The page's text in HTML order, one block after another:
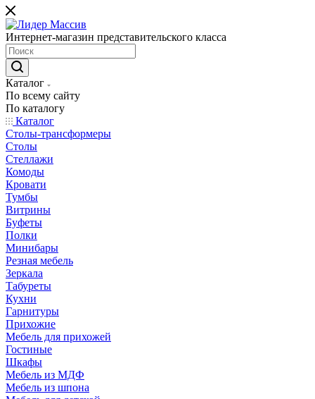
Интернет-магазин представительского класса
Каталог
По всему сайту
По каталогу
Каталог
Столы-трансформеры
Столы
Стеллажи
Комоды
Кровати
Тумбы
Витрины
Буфеты
Полки
Минибары
Резная мебель
Зеркала
Табуреты
Кухни
Гарнитуры
Прихожие
Мебель для прихожей
Гостиные
Шкафы
Мебель из МДФ
Мебель из шпона